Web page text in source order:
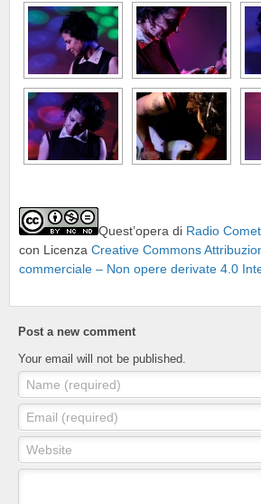
Quest’opera di Radio
con Licenza Creative Commons
commerciale – Non opere derivate 4.0
Post a new comment
Your email will not be published.
Name (required)
Email (required)
Website